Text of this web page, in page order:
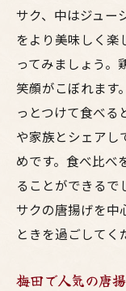
サク、中はジュー
をより美味しく楽
ってみましょう。
笑顔がこぼれます
っとつけて食べる
や家族とシェアし
めです。食べ比べ
ることができるで
サクの唐揚げを中
ときを過ごしてく
梅田で人気の唐